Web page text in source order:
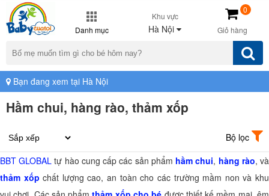
Danh mục
Khu vực
Hà Nội Giỏ hàng
0
Bạn đang xem tại Hà Nội
Hầm chui, hàng rào, thảm xốp
Bộ lọc
BBT GLOBAL tự hào cung cấp các sản phẩm hầm chui, hàng rào, và
thảm xốp chất lượng cao, an toàn cho các trường mầm non và khu